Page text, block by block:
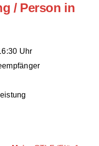
/ Person in
Uhr